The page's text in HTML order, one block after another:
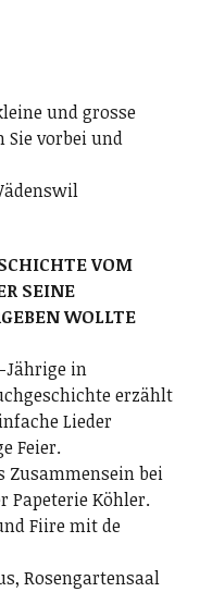
und grosse
Sie vorbei und
VOM
SEINE
WOLLTE
Jährige in
erzählt
Lieder
Feier.
Zusammensein bei
Papeterie Köhler.
Fiire mit de
Rosengartensaal